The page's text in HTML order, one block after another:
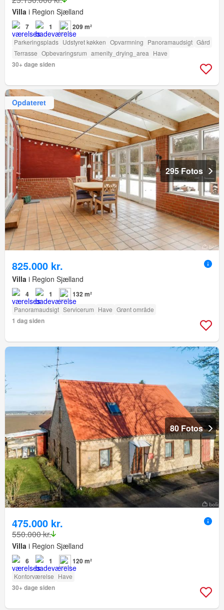
Villa i Region Sjælland
7 1 209 m²
Parkeringsplads Udstyret køkken Opvarmning Panoramaudsigt Gård
Terrasse Opbevaringsrum amenity_drying_area Have
30+ dage siden
Opdateret
295 Fotos
825.000 kr.
Villa i Region Sjælland
4 1 132 m²
Panoramaudsigt Servicerum Have Grønt område
1 dag siden
80 Fotos
475.000 kr.
550.000 kr.
Villa i Region Sjælland
6 1 120 m²
Kontorværelse Have
30+ dage siden